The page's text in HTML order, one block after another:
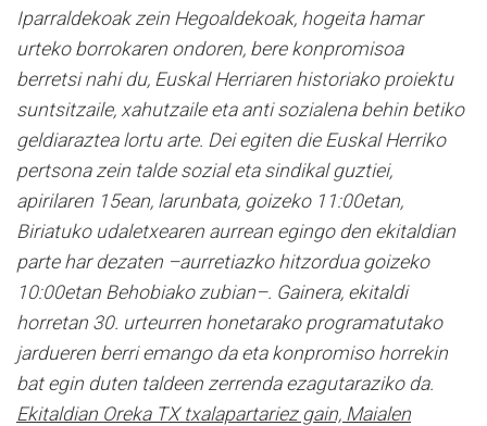
Iparraldekoak zein Hegoaldekoak, hogeita hamar
urteko borrokaren ondoren, bere konpromisoa
berretsi nahi du, Euskal Herriaren historiako proiektu
suntsitzaile, xahutzaile eta anti sozialena behin betiko
geldiaraztea lortu arte. Dei egiten die Euskal Herriko
pertsona zein talde sozial eta sindikal guztiei,
apirilaren 15ean, larunbata, goizeko 11:00etan,
Biriatuko udaletxearen aurrean egingo den ekitaldian
parte har dezaten –aurretiazko hitzordua goizeko
10:00etan Behobiako zubian–. Gainera, ekitaldi
horretan 30. urteurren honetarako programatutako
jardueren berri emango da eta konpromiso horrekin
bat egin duten taldeen zerrenda ezagutaraziko da.
Ekitaldian Oreka TX txalapartariez gain, Maialen